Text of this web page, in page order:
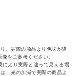
、実際の商品より色味が違
をご参考ください。
より実際と違って見える場
、光の加減で実際の商品よ